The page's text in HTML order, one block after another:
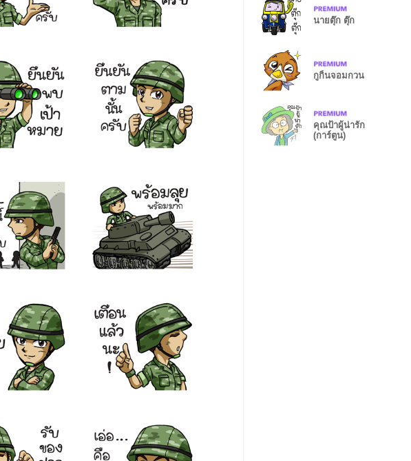
นายตุ๊ก ตุ๊ก
กูกิ้นจอมกวน
คุณป้าผู้น่ารัก
(การ์ตูน)